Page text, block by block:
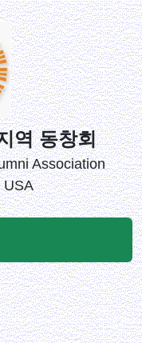
역 동창회
Association
USA